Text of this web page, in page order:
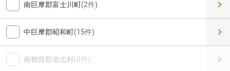
南巨摩郡富士川町(2件)
中巨摩郡昭和町(15件)
南都留郡道志村(0件)